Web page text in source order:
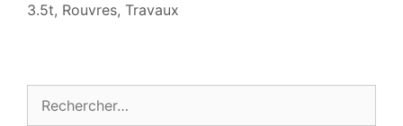
3.5t, Rouvres, Travaux
Rechercher :